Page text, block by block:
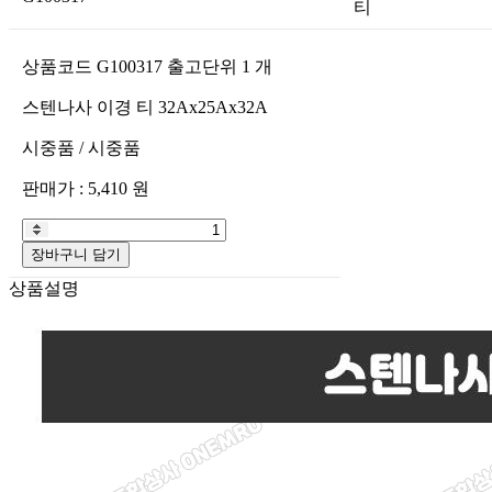
티
상품코드 G100317 출고단위 1 개
스텐나사 이경 티 32Ax25Ax32A
시중품 / 시중품
판매가 : 5,410 원
장바구니 담기
상품설명